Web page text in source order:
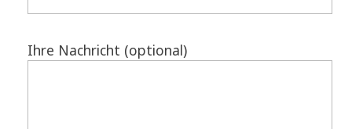
Ihre Nachricht (optional)